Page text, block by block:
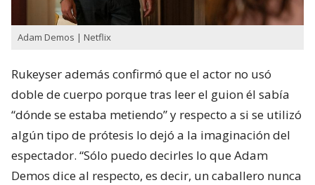
Adam Demos | Netflix
Rukeyser además confirmó que el actor no usó
doble de cuerpo porque tras leer el guion él sabía
“dónde se estaba metiendo” y respecto a si se utilizó
algún tipo de prótesis lo dejó a la imaginación del
espectador. “Sólo puedo decirles lo que Adam
Demos dice al respecto, es decir, un caballero nunca